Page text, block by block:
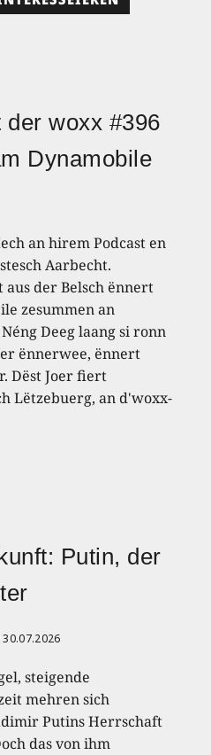
woxx #396
Dynamobile
an hirem Podcast en
Aarbecht.
der Belsch ënnert
zesummen an
Deeg laang si ronn
ënnerwee, ënnert
Dëst Joer fiert
Lëtzebuerg, an d'woxx-
Putin, der
30.07.2026
steigende
mehren sich
Putins Herrschaft
das von ihm